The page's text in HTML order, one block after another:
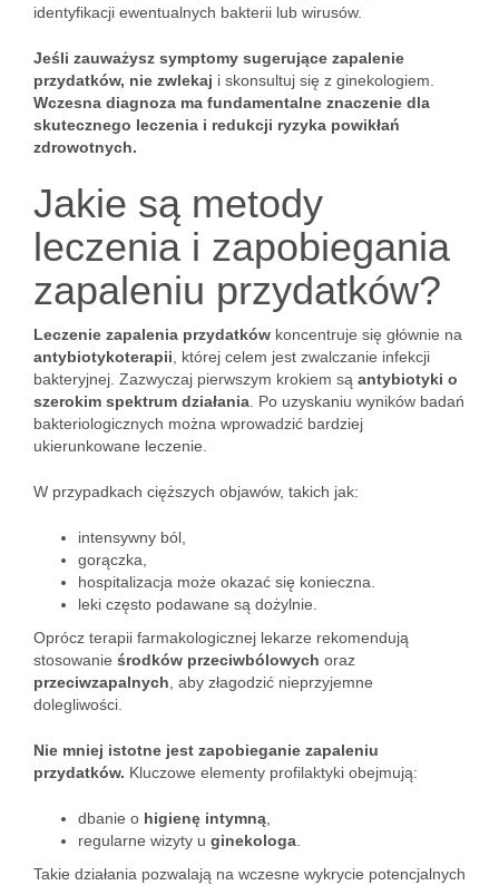
identyfikacji ewentualnych bakterii lub wirusów.
Jeśli zauważysz symptomy sugerujące zapalenie
przydatków, nie zwlekaj i skonsultuj się z ginekologiem.
Wczesna diagnoza ma fundamentalne znaczenie dla
skutecznego leczenia i redukcji ryzyka powikłań
zdrowotnych.
Jakie są metody
leczenia i zapobiegania
zapaleniu przydatków?
Leczenie zapalenia przydatków koncentruje się głównie na
antybiotykoterapii , której celem jest zwalczanie infekcji
bakteryjnej. Zazwyczaj pierwszym krokiem są antybiotyki o
szerokim spektrum działania . Po uzyskaniu wyników badań
bakteriologicznych można wprowadzić bardziej
ukierunkowane leczenie.
W przypadkach cięższych objawów, takich jak:
intensywny ból,
gorączka,
hospitalizacja może okazać się konieczna.
leki często podawane są dożylnie.
Oprócz terapii farmakologicznej lekarze rekomendują
stosowanie środków przeciwbólowych oraz
przeciwzapalnych , aby złagodzić nieprzyjemne
dolegliwości.
Nie mniej istotne jest zapobieganie zapaleniu
przydatków. Kluczowe elementy profilaktyki obejmują:
dbanie o higienę intymną
regularne wizyty u ginekologa
Takie działania pozwalają na wczesne wykrycie potencjalnych